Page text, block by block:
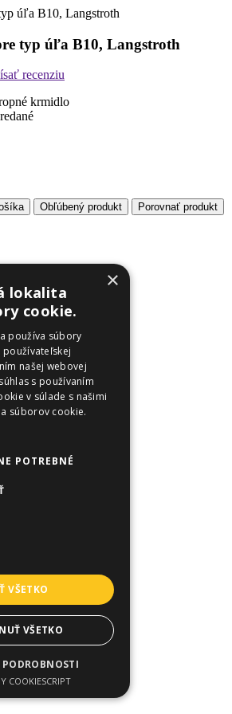
typ úľa B10, Langstroth
recenziu
krmidlo
Obľúbený produkt Porovnať produkt
×
lokalita
cookie.
používa súbory
našej webovej
s používaním
v súlade s našimi
súborov cookie.
POTREBNÉ
VŠETKO
VŠETKO
COOKIESCRIPT